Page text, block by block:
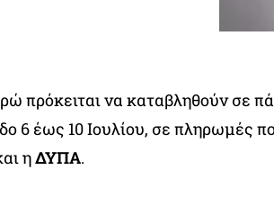
πρόκειται να καταβληθούν σε
6 έως 10 Ιουλίου, σε πληρωμές
ηΔΥΠΑ.